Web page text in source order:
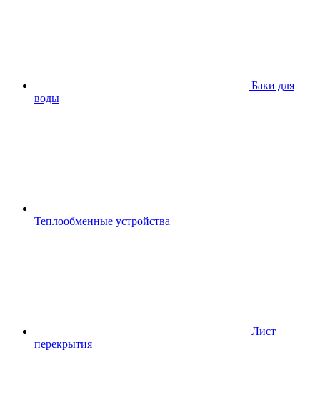
Баки для
воды
Теплообменные устройства
Лист
перекрытия